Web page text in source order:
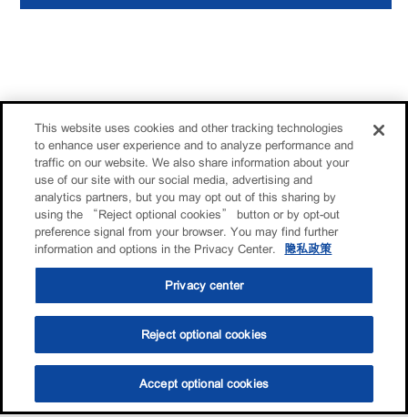
选油助手 查找门店
This website uses cookies and other tracking technologies
to enhance user experience and to analyze performance and
traffic on our website. We also share information about your
use of our site with our social media, advertising and
analytics partners, but you may opt out of this sharing by
using the “Reject optional cookies” button or by opt-out
preference signal from your browser. You may find further
information and options in the Privacy Center.
隐私政策
Privacy center
Reject optional cookies
Accept optional cookies